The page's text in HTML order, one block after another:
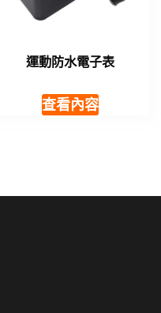
運動防水電子表
查看內容